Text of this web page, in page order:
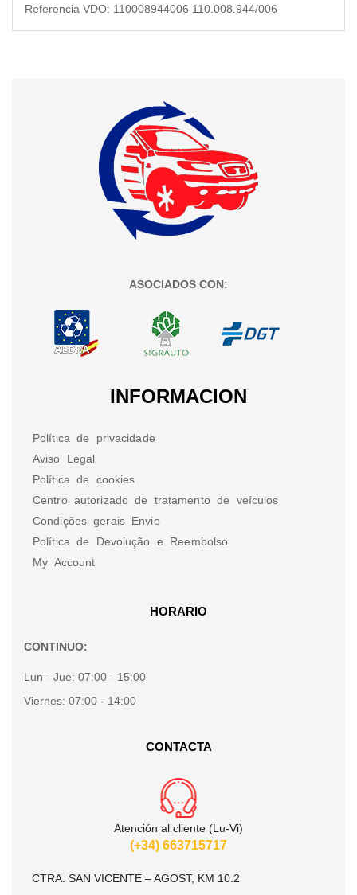
Referencia VDO: 110008944006 110.008.944/006
ASOCIADOS CON:
INFORMACION
Política de privacidade
Aviso Legal
Política de cookies
Centro autorizado de tratamento de veículos
Condições gerais Envio
Política de Devolução e Reembolso
My Account
HORARIO
CONTINUO:
Lun - Jue: 07:00 - 15:00
Viernes: 07:00 - 14:00
CONTACTA
Atención al cliente (Lu-Vi)
(+34) 663715717
CTRA. SAN VICENTE – AGOST, KM 10.2